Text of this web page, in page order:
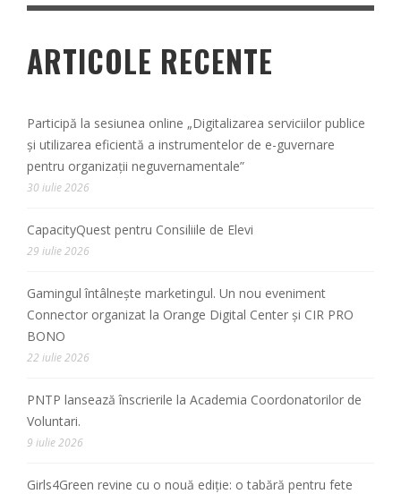
ARTICOLE RECENTE
Participă la sesiunea online „Digitalizarea serviciilor publice
și utilizarea eficientă a instrumentelor de e-guvernare
pentru organizații neguvernamentale”
30 iulie 2026
CapacityQuest pentru Consiliile de Elevi
29 iulie 2026
Gamingul întâlnește marketingul. Un nou eveniment
Connector organizat la Orange Digital Center și CIR PRO
BONO
22 iulie 2026
PNTP lansează înscrierile la Academia Coordonatorilor de
Voluntari.
9 iulie 2026
Girls4Green revine cu o nouă ediție: o tabără pentru fete